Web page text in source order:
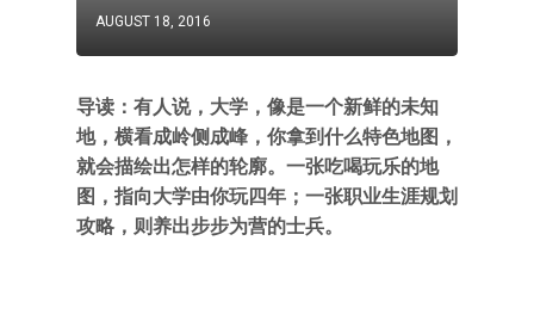
AUGUST 18, 2016
导读：有人说，大学，像是一个新鲜的未知
地，横看成岭侧成峰，你拿到什么特色地图，
就会描绘出怎样的轮廓。一张吃喝玩乐的地
图，指向大学由你玩四年；一张职业生涯规划
攻略，则养出步步为营的士兵。